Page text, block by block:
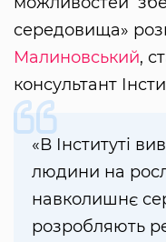
середовища»
Малиновський,
консультант
«В Інституті
людини на
навколишнє
розробляють